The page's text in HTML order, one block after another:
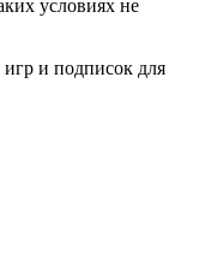
условиях не
и подписок для